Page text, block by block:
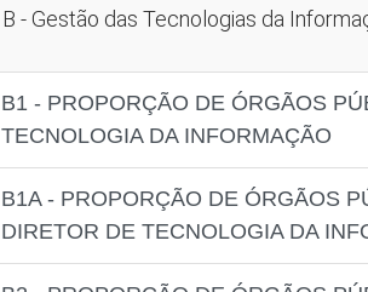
B - Gestão das Tecnologias da
B1 - PROPORÇÃO DE ÓRGÃOS
TECNOLOGIA DA INFORMAÇÃO
B1A - PROPORÇÃO DE ÓRGÃOS
DIRETOR DE TECNOLOGIA DA